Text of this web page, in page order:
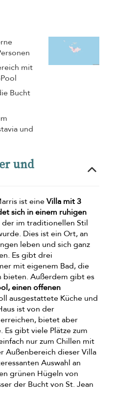
mit
Bucht
und
und
ist eineVilla mit 3
sich in einem ruhigen
der im traditionellen Stil
Dies ist ein Ort, an
leben und sich ganz
Es gibt drei
mit eigenem Bad, die
bieten. Außerdem gibt es
einen offenen
ausgestattete Küche und
ist von der
bietet aber
Es gibt viele Plätze zum
nur zum Chillen mit
Außenbereich dieser Villa
Auswahl an
grünen Hügeln von
der Bucht von St. Jean